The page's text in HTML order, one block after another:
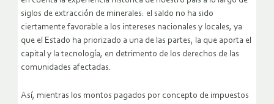
siglos de extracción de minerales: el saldo no ha sido
ciertamente favorable a los intereses nacionales y locales, ya
que el Estado ha priorizado a una de las partes, la que aporta el
capital y la tecnología, en detrimento de los derechos de las
comunidades afectadas.
Así, mientras los montos pagados por concepto de impuestos